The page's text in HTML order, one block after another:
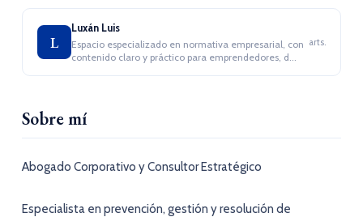
L
Luxán Luis
Espacio especializado en normativa empresarial, con
contenido claro y práctico para emprendedores, d...
arts.
Sobre mí
Abogado Corporativo y Consultor Estratégico
Especialista en prevención, gestión y resolución de